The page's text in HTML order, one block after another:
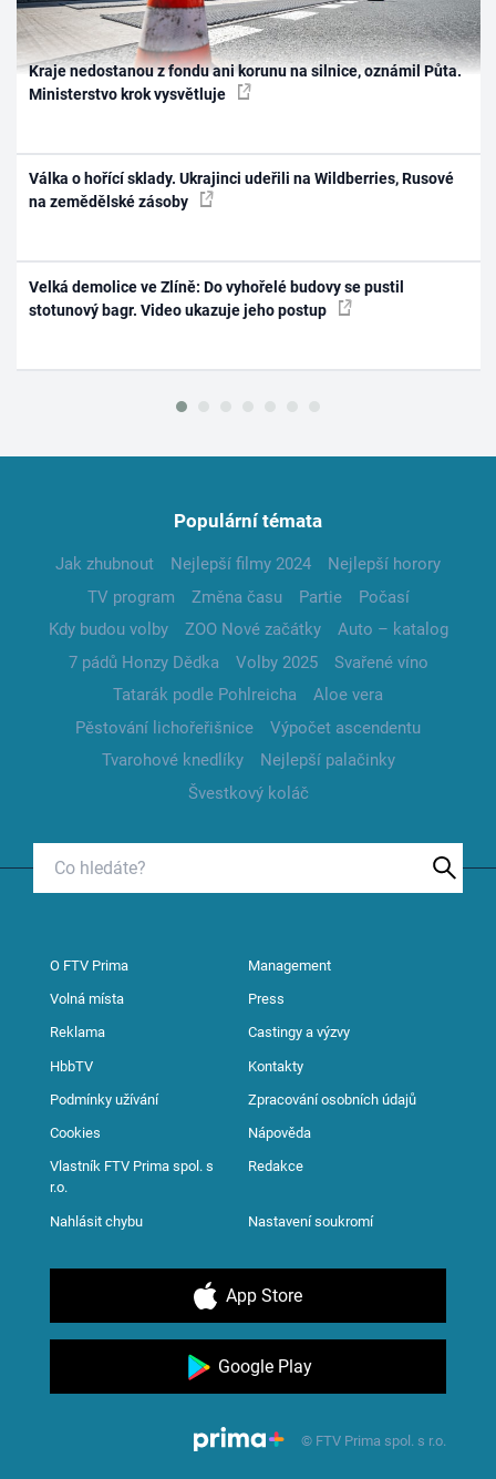
Kraje nedostanou z fondu ani korunu na silnice, oznámil Půta.
Ministerstvo krok vysvětluje
Válka o hořící sklady. Ukrajinci udeřili na Wildberries, Rusové
na zemědělské zásoby
Velká demolice ve Zlíně: Do vyhořelé budovy se pustil
stotunový bagr. Video ukazuje jeho postup
Populární témata
Jak zhubnout Nejlepší filmy 2024
Nejlepší horory
TV program
Změna času Partie
Počasí
Kdy budou volby
ZOO Nové začátky
Auto – katalog
7 pádů Honzy Dědka
Volby 2025
Svařené víno
Tatarák podle Pohlreicha
Aloe vera
Pěstování lichořeřišnice
Výpočet ascendentu
Tvarohové knedlíky
Nejlepší palačinky
Švestkový koláč
O FTV Prima Management
Volná místa Press
Reklama Castingy a výzvy
HbbTV Kontakty
Podmínky užívání Zpracování osobních údajů
Cookies Nápověda
Vlastník FTV Prima spol. s
r.o.
Redakce
Nahlásit chybu Nastavení soukromí
App Store
Google Play
© FTV Prima spol. s r.o.